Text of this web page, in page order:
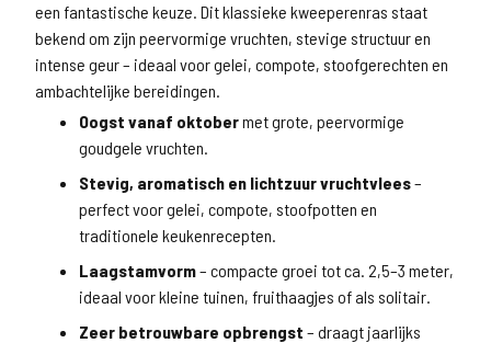
een fantastische keuze. Dit klassieke kweeperenras staat
bekend om zijn peervormige vruchten, stevige structuur en
intense geur – ideaal voor gelei, compote, stoofgerechten en
ambachtelijke bereidingen.
Oogst vanaf oktobermet grote, peervormige
goudgele vruchten.
Stevig, aromatisch en lichtzuur vruchtvlees–
perfect voor gelei, compote, stoofpotten en
traditionele keukenrecepten.
Laagstamvorm– compacte groei tot ca. 2,5–3 meter,
ideaal voor kleine tuinen, fruithaagjes of als solitair.
Zeer betrouwbare opbrengst – draagt jaarlijks